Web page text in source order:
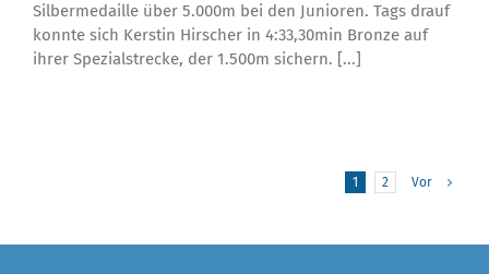
Silbermedaille über 5.000m bei den Junioren. Tags drauf
konnte sich Kerstin Hirscher in 4:33,30min Bronze auf
ihrer Spezialstrecke, der 1.500m sichern. [...]
1 2 Vor